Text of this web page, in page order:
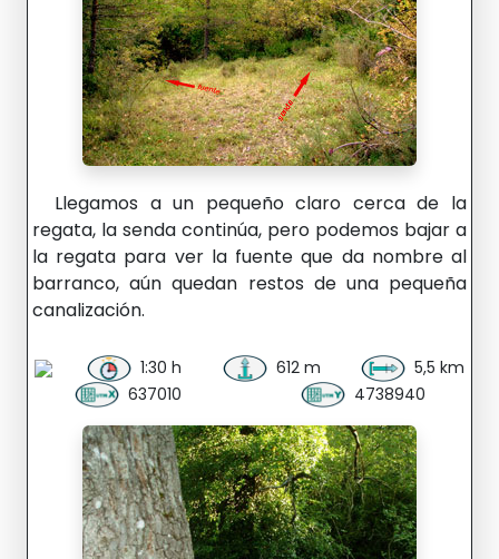
Llegamos a un pequeño claro cerca de la
regata, la senda continúa, pero podemos bajar a
la regata para ver la fuente que da nombre al
barranco, aún quedan restos de una pequeña
canalización.
1:30 h 612 m
5,5 km
637010
4738940